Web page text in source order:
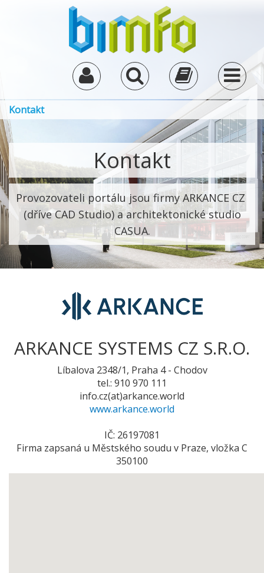
Kontakt
Kontakt
Provozovateli portálu jsou firmy ARKANCE CZ
(dříve CAD Studio) a architektonické studio
CASUA.
ARKANCE SYSTEMS CZ S.R.O.
Líbalova 2348/1, Praha 4 - Chodov
tel.: 910 970 111
info.cz(at)arkance.world
www.arkance.world
IČ: 26197081
Firma zapsaná u Městského soudu v Praze, vložka C
350100